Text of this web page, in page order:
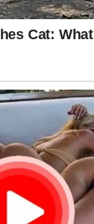
jer
kada se
način koji
prilagođava
za Ribe.